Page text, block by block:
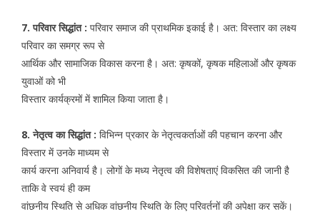
7. परिवार सिद्धांत : परिवार समाज की प्राथमिक इकाई है। अत: विस्तार का लक्ष्य
परिवार का समग्र रूप से
आर्थिक और सामाजिक विकास करना है। अत: कृषकों, कृषक महिलाओं और कृषक
युवाओं को भी
विस्तार कार्यक्रमों में शामिल किया जाता है।
8. नेतृत्व का सिद्धांत : विभिन्न प्रकार के नेतृत्वकर्ताओं की पहचान करना और
विस्तार में उनके माध्यम से
कार्य करना अनिवार्य है। लोगों के मध्य नेतृत्व की विशेषताएं विकसित की जानी है
ताकि वे स्वयं ही कम
वांछनीय स्थिति से अधिक वांछनीय स्थिति के लिए परिवर्तनों की अपेक्षा कर सकें।